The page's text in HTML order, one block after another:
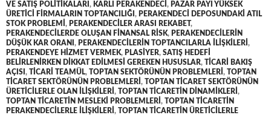
VE SATIŞ POLITIKALARI , KARLI PERAKENDECI , PAZAR PAYI YÜKSEK
ÜRETICI FIRMALARIN TOPTANCILIĞI , PERAKENDECI DEPOSUNDAKI ATIL
STOK PROBLEMI , PERAKENDECILER ARASI REKABET,
PERAKENDECILERDE OLUŞAN FINANSAL RISK, PERAKENDECILERIN
DÜŞÜK KAR ORANI , PERAKENDECILERIN TOPTANCILARLA ILIŞKILERI ,
PERAKENDEYE HIZMET VERMEK, PLASIYER, SATIŞ HEDEFI
BELIRLENIRKEN DIKKAT EDILMESI GEREKEN HUSUSLAR, TICARI BAKIŞ
AÇISI , TICARI TEAMÜL, TOPTAN SEKTÖRÜNÜN PROBLEMLERI , TOPTAN
TICARET SEKTÖRÜNÜN PROBLEMLERI , TOPTAN TICARET SEKTÖRÜNÜN
ÜRETICILERLE OLAN ILIŞKILERI , TOPTAN TICARETIN DINAMIKLERI ,
TOPTAN TICARETIN MESLEKI PROBLEMLERI , TOPTAN TICARETIN
PERAKENDECILERLE ILIŞKILERI , TOPTAN TICARETIN ÜRETICILERLE